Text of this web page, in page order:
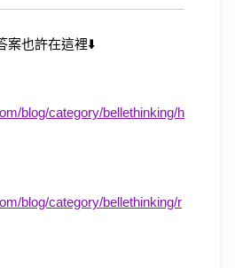
案也許在這裡⬇️
blog/category/bellethinking/h
blog/category/bellethinking/r